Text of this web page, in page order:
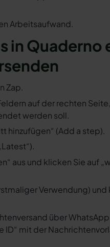
Arbeitsaufwand.
in Quaderno
Zap.
auf der rechten
werden soll.
hinzufügen“ (Add a step).
aus und klicken Sie auf
Verwendung)
über
ID“ mit der